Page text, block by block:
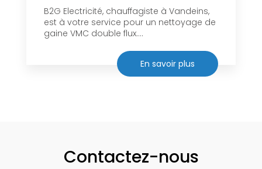
B2G Electricité, chauffagiste à Vandeins,
est à votre service pour un nettoyage de
gaine VMC double flux....
En savoir plus
Contactez-nous